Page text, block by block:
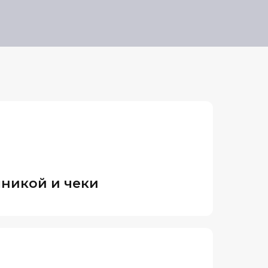
и чеки